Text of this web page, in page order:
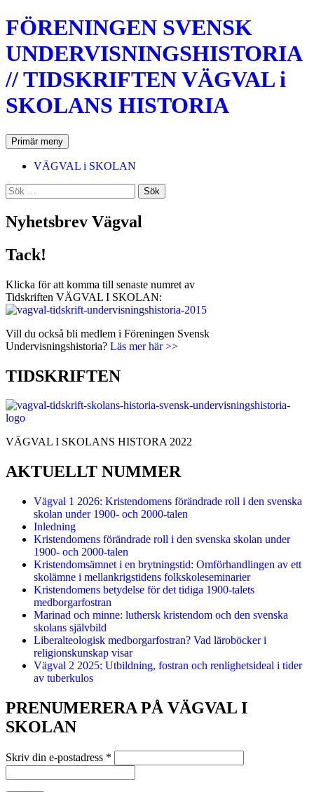
Hoppa
till
innehåll
FÖRENINGEN SVENSK
UNDERVISNINGSHISTORIA
// TIDSKRIFTEN VÄGVAL i
SKOLANS HISTORIA
SökPrimär meny
VÄGVAL i SKOLAN
Sök
efter:
Nyhetsbrev Vägval
Tack!
Klicka för att komma till senaste numret av
Tidskriften VÄGVAL I SKOLAN:
Vill du också bli medlem i Föreningen Svensk
Undervisningshistoria? Läs mer här >>
TIDSKRIFTEN
VÄGVAL I SKOLANS HISTORA 2022
AKTUELLT NUMMER
Vägval 1 2026: Kristendomens förändrade roll i den svenska
skolan under 1900- och 2000-talen
Inledning
Kristendomens förändrade roll i den svenska skolan under
1900- och 2000-talen
Kristendomsämnet i en brytningstid: Omförhandlingen av ett
skolämne i mellankrigstidens folkskoleseminarier
Kristendomens betydelse för det tidiga 1900-talets
medborgarfostran
Marinad och minne: luthersk kristendom och den svenska
skolans självbild
Liberalteologisk medborgarfostran? Vad läroböcker i
religionskunskap visar
Vägval 2 2025: Utbildning, fostran och renlighetsideal i tider
av tuberkulos
PRENUMERERA PÅ VÄGVAL I
SKOLAN
Skriv din e-postadress *